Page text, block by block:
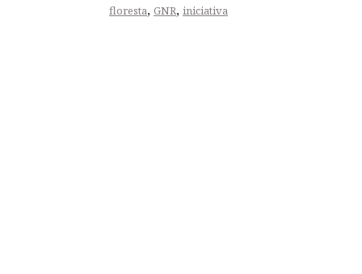
floresta, GNR, iniciativa